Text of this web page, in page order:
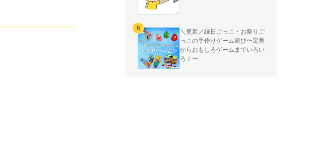
＼更新／縁日ごっこ・お祭りご
っこの手作りゲーム遊び〜定番
からおもしろゲームまでいろい
ろ！〜